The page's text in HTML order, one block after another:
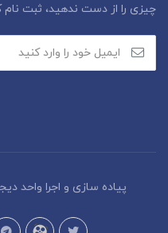
چیزی را از دست ندهید، ثبت
پیاده سازی و اجرا واحد